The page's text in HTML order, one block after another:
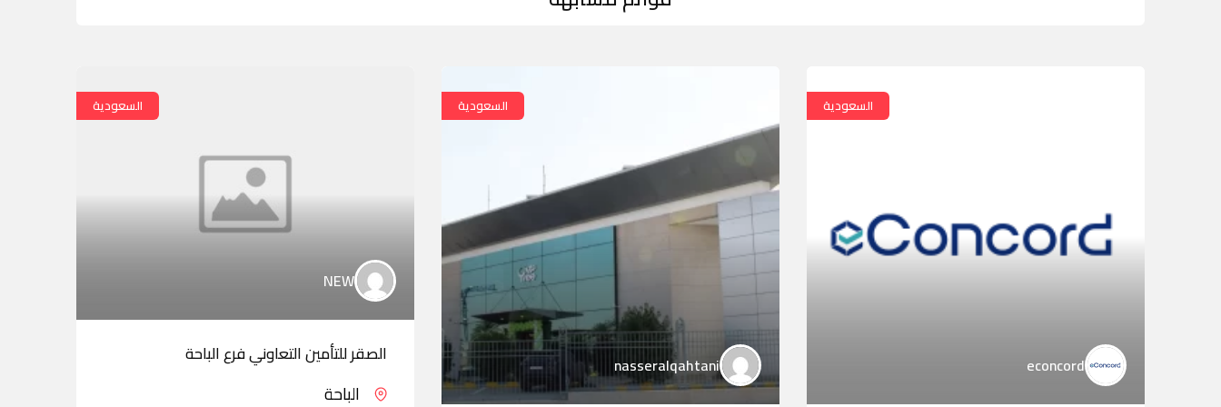
السعودية
econcord
السعودية
nasseralqahtani
السعودية
NEW
الصقر للتأمين التعاوني فرع الباحة
الباحة